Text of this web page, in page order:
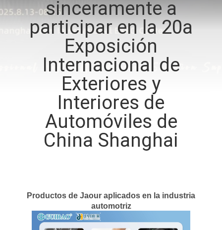
CONTROL
CALIDAD
CONTACTA
NOSOTROS
SOLICITAR
sinceramente a
participar en la 20a
Exposición
Internacional de
Exteriores y
Interiores de
Automóviles de
China Shanghai
Productos de Jaour aplicados en la industria
automotriz